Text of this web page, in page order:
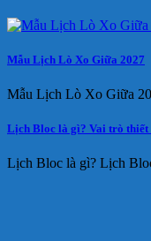
Mẫu Lịch Lò Xo Giữa 2027
Mẫu Lịch Lò Xo Giữa
Lịch Bloc là gì? Vai trò thiết
Lịch Bloc là gì? Lịch